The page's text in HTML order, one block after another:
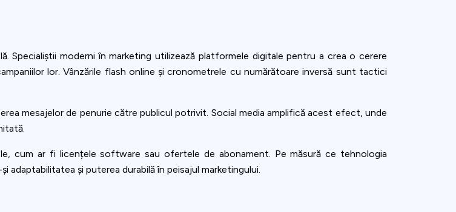
Specialiștii moderni în marketing utilizează platformele digitale pentru a crea o cerere
lor. Vânzările flash online și cronometrele cu numărătoare inversă sunt tactici
mesajelor de penurie către publicul potrivit. Social media amplifică acest efect, unde
cum ar fi licențele software sau ofertele de abonament. Pe măsură ce tehnologia
și puterea durabilă în peisajul marketingului.